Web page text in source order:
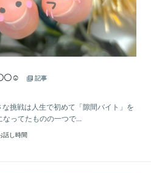
〇☺️
記事
挑戦は人生で初めて「隙間バイト」を
ってたものの一つで...
話し時間